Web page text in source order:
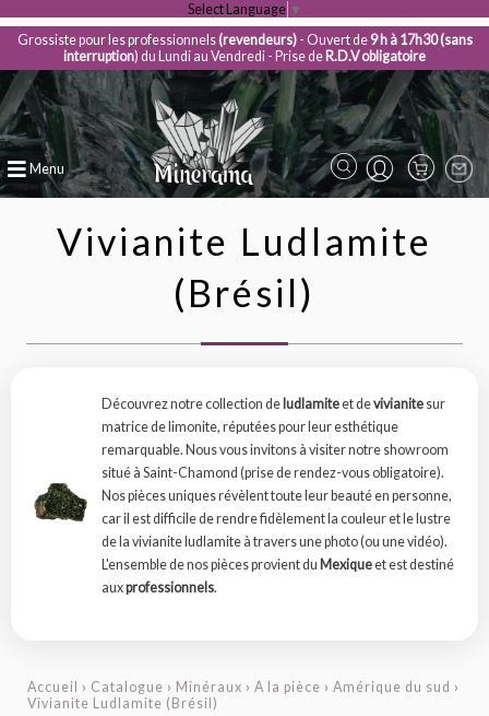
Select Language ▼
Grossiste pour les professionnels(revendeurs)- Ouvert de9 h à 17h30 (sans
interruption) du Lundi au Vendredi - Prise de R.D.V obligatoire
Menu
Vivianite Ludlamite
(Brésil)
Découvrez notre collection de ludlamite et devivianite sur
matrice de limonite, réputées pour leur esthétique
remarquable. Nous vous invitons à visiter notre showroom
situé à Saint-Chamond (prise de rendez-vous obligatoire).
Nos pièces uniques révèlent toute leur beauté en personne,
car il est difficile de rendre fidèlement la couleur et le lustre
de la vivianite ludlamite à travers une photo (ou une vidéo).
L'ensemble de nos pièces provient du Mexique et est destiné
auxprofessionnels.
Accueil › Catalogue › Minéraux › A la pièce › Amérique du sud ›
Vivianite Ludlamite (Brésil)